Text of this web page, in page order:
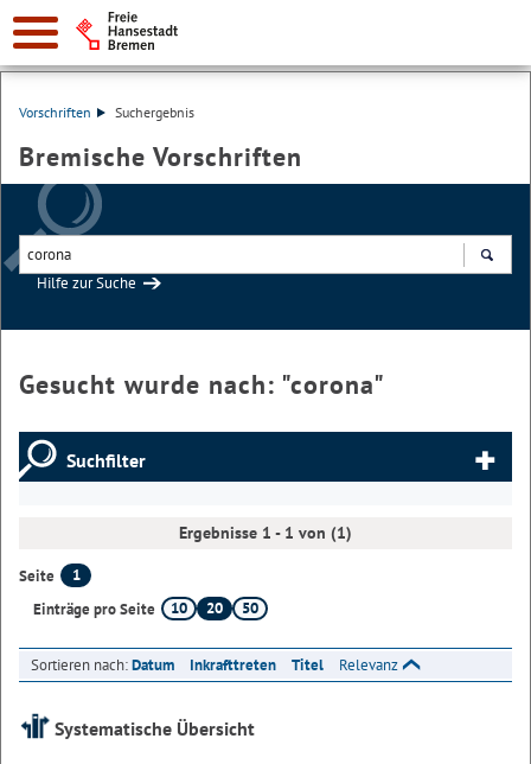
Vorschriften Suchergebnis
Bremische Vorschriften
Hilfe zur Suche
Gesucht wurde nach: "corona"
Suchfilter
Ergebnisse 1 - 1 von (1)
Seite
1
Einträge pro Seite
10 20 50
Sortieren nach:Datum Inkrafttreten Titel Relevanz
Systematische Übersicht